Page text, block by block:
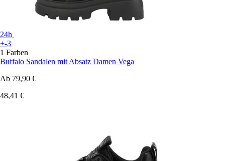
24h
+-3
1 Farben
Buffalo Sandalen mit Absatz Damen Vega
Ab 79,90 €
48,41 €